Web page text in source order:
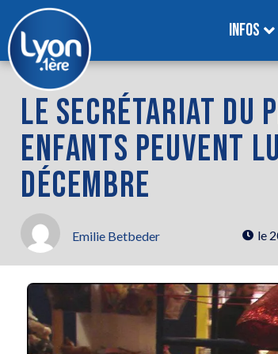
INFOS
LE SECRÉTARIAT DU
ENFANTS PEUVENT
DÉCEMBRE
Emilie Betbeder le